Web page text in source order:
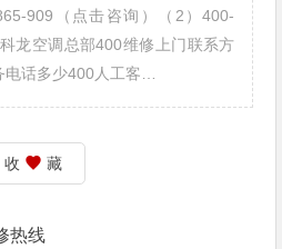
909（点击咨询）（2）400-
龙空调总部400维修上门联系方
话多少400人工客…
收 藏
热线